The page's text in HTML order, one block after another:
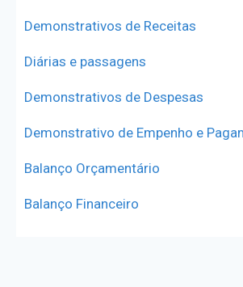
Demonstrativos de Receitas
Diárias e passagens
Demonstrativos de Despesas
Demonstrativo de Empenho e
Balanço Orçamentário
Balanço Financeiro